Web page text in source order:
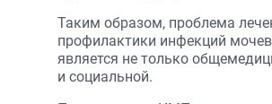
Таким образом, проблема
профилактики инфекций
является не только
и социальной.